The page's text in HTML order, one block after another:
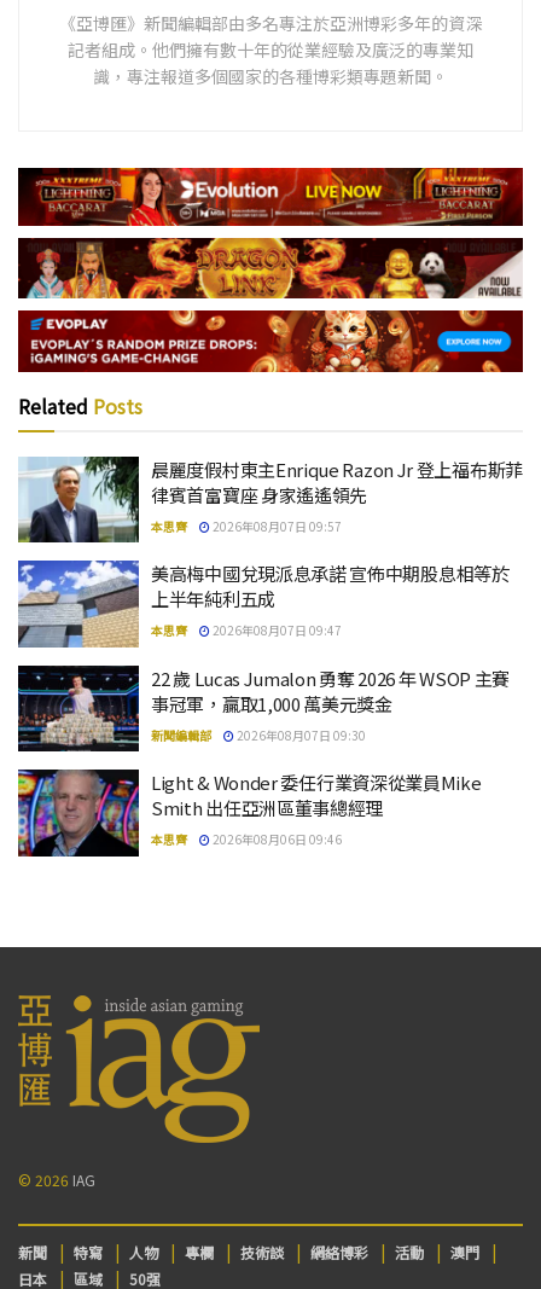
《亞博匯》新聞編輯部由多名專注於亞洲博彩多年的資深
記者組成。他們擁有數十年的從業經驗及廣泛的專業知
識，專注報道多個國家的各種博彩類專題新聞。
Related Posts
晨麗度假村東主Enrique Razon Jr 登上福布斯菲
律賓首富寶座 身家遙遙領先
本思齊 2026年08月07日 09:57
美高梅中國兌現派息承諾 宣佈中期股息相等於
上半年純利五成
本思齊 2026年08月07日 09:47
22 歲 Lucas Jumalon 勇奪 2026 年 WSOP 主賽
事冠軍，贏取1,000 萬美元獎金
新聞編輯部 2026年08月07日 09:30
Light & Wonder 委任行業資深從業員Mike
Smith 出任亞洲區董事總經理
本思齊 2026年08月06日 09:46
© 2026 IAG
新聞 特寫 人物 專欄 技術談 網絡博彩 活動
澳門
日本
區域 50强